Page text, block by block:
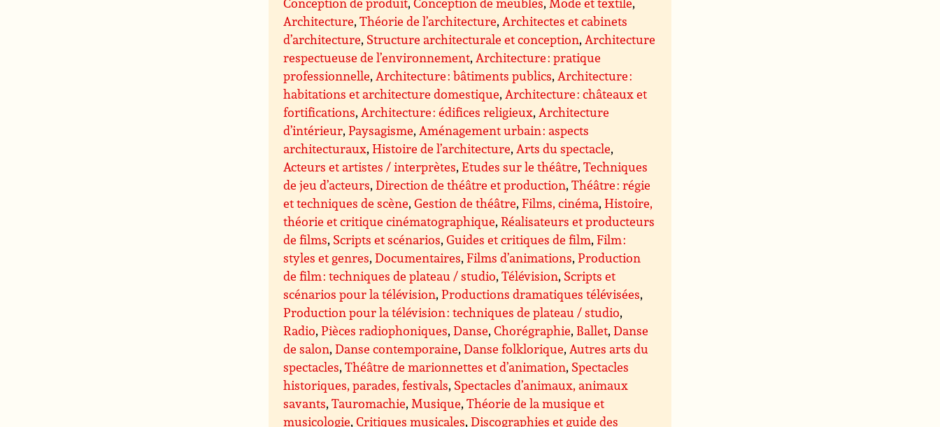
Architecture,Théorie de l’architecture,Architectes et cabinets
d’architecture, Structure architecturale et conception,Architecture
respectueuse de l’environnement,Architecture : pratique
professionnelle,Architecture : bâtiments publics,Architecture :
habitations et architecture domestique,Architecture : châteaux et
fortifications,Architecture : édifices religieux,Architecture
d’intérieur,Paysagisme,Aménagement urbain : aspects
architecturaux,Histoire de l’architecture,Arts du spectacle,
Acteurs et artistes / interprètes,Etudes sur le théâtre,Techniques
de jeu d’acteurs,Direction de théâtre et production,Théâtre : régie
et techniques de scène,Gestion de théâtre,Films, cinéma,Histoire,
théorie et critique cinématographique,Réalisateurs et producteurs
de films, Scripts et scénarios,Guides et critiques de film,Film :
styles et genres,Documentaires,Films d’animations,Production
de film : techniques de plateau / studio,Télévision, Scripts et
scénarios pour la télévision,Productions dramatiques télévisées,
Production pour la télévision : techniques de plateau / studio,
Radio,Pièces radiophoniques,Danse,Chorégraphie, Ballet,Danse
de salon,Danse contemporaine,Danse folklorique,Autres arts du
spectacles,Théâtre de marionnettes et d’animation, Spectacles
historiques, parades, festivals, Spectacles d’animaux, animaux
savants,Tauromachie,Musique,Théorie de la musique et
musicologie,Critiques musicales,Discographies et guide des